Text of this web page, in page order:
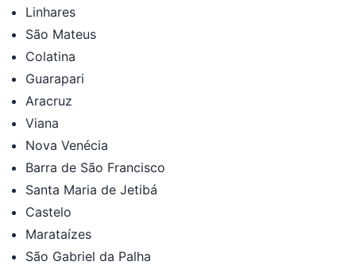
Linhares
São Mateus
Colatina
Guarapari
Aracruz
Viana
Nova Venécia
Barra de São Francisco
Santa Maria de Jetibá
Castelo
Marataízes
São Gabriel da Palha